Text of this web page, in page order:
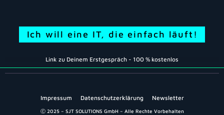
Ich will eine IT, die einfach läuft!
Link zu Deinem Erstgespräch - 100 % kostenlos
Impressum Datenschutzerklärung Newsletter
Ⓒ 2025 – SJT SOLUTIONS GmbH – Alle Rechte Vorbehalten